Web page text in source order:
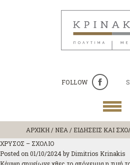
FOLLOW
ΑΡΧΙΚΗ/ ΝΕΑ / ΕΙΔΗΣΕΙΣ ΚΑΙ
ΧΡΥΣΟΣ – ΣΧΟΛΙΟ
Posted on 01/10/2024by Dimitrios Krinakis